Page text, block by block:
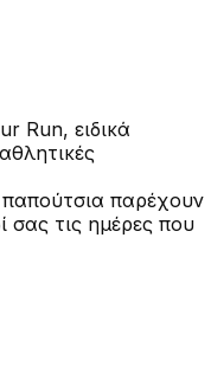
Run, ειδικά
παρέχουν
σας τις ημέρες που